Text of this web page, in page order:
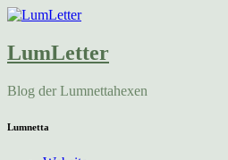
LumLetter
Blog der Lumnettahexen
Lumnetta